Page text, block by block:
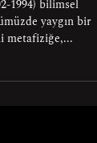
İlkesi
yaygın bir